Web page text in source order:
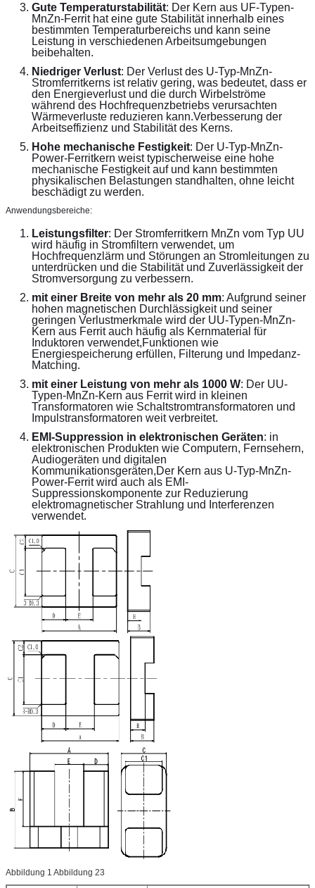
Gute Temperaturstabilität: Der Kern aus UF-Typen-
MnZn-Ferrit hat eine gute Stabilität innerhalb eines
bestimmten Temperaturbereichs und kann seine
Leistung in verschiedenen Arbeitsumgebungen
beibehalten.
Niedriger Verlust: Der Verlust des U-Typ-MnZn-
Stromferritkerns ist relativ gering, was bedeutet, dass er
den Energieverlust und die durch Wirbelströme
während des Hochfrequenzbetriebs verursachten
Wärmeverluste reduzieren kann.Verbesserung der
Arbeitseffizienz und Stabilität des Kerns.
Hohe mechanische Festigkeit: Der U-Typ-MnZn-
Power-Ferritkern weist typischerweise eine hohe
mechanische Festigkeit auf und kann bestimmten
physikalischen Belastungen standhalten, ohne leicht
beschädigt zu werden.
Anwendungsbereiche:
Leistungsfilter: Der Stromferritkern MnZn vom Typ UU
wird häufig in Stromfiltern verwendet, um
Hochfrequenzlärm und Störungen an Stromleitungen zu
unterdrücken und die Stabilität und Zuverlässigkeit der
Stromversorgung zu verbessern.
mit einer Breite von mehr als 20 mm: Aufgrund seiner
hohen magnetischen Durchlässigkeit und seiner
geringen Verlustmerkmale wird der UU-Typen-MnZn-
Kern aus Ferrit auch häufig als Kernmaterial für
Induktoren verwendet,Funktionen wie
Energiespeicherung erfüllen, Filterung und Impedanz-
Matching.
mit einer Leistung von mehr als 1000 W: Der UU-
Typen-MnZn-Kern aus Ferrit wird in kleinen
Transformatoren wie Schaltstromtransformatoren und
Impulstransformatoren weit verbreitet.
EMI-Suppression in elektronischen Geräten: in
elektronischen Produkten wie Computern, Fernsehern,
Audiogeräten und digitalen
Kommunikationsgeräten,Der Kern aus U-Typ-MnZn-
Power-Ferrit wird auch als EMI-
Suppressionskomponente zur Reduzierung
elektromagnetischer Strahlung und Interferenzen
verwendet.
Abbildung 1 Abbildung 23